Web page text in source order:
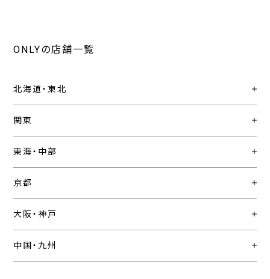
ONLYの店舗一覧
北海道・東北
関東
東海・中部
京都
大阪・神戸
中国・九州